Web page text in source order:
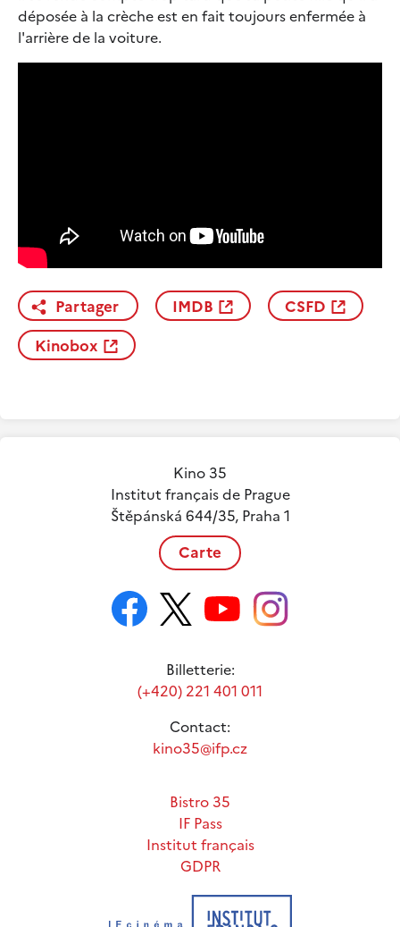
déposée à la crèche est en fait toujours enfermée à
l'arrière de la voiture.
Partager IMDB
CSFD
Kinobox
Kino 35
Institut français de Prague
Štěpánská 644/35, Praha 1
Carte
Billetterie:
(+420) 221 401 011
Contact:
kino35@ifp.cz
Bistro 35
IF Pass
Institut français
GDPR